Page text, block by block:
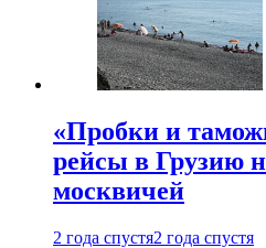
«Пробки и
рейсы в Грузию
москвичей
2 года спустя2 года спустя